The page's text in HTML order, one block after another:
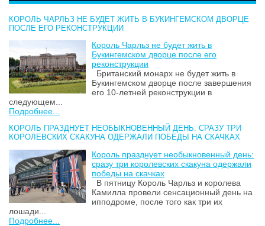
КОРОЛЬ ЧАРЛЬЗ НЕ БУДЕТ ЖИТЬ В БУКИНГЕМСКОМ ДВОРЦЕ
ПОСЛЕ ЕГО РЕКОНСТРУКЦИИ
Король Чарльз не будет жить в
Букингемском дворце после его
реконструкции
Британский монарх не будет жить в
Букингемском дворце после завершения
его 10-летней реконструкции в
следующем...
Подробнее...
КОРОЛЬ ПРАЗДНУЕТ НЕОБЫКНОВЕННЫЙ ДЕНЬ: СРАЗУ ТРИ
КОРОЛЕВСКИХ СКАКУНА ОДЕРЖАЛИ ПОБЕДЫ НА СКАЧКАХ
Король празднует необыкновенный день:
сразу три королевских скакуна одержали
победы на скачках
В пятницу Король Чарльз и королева
Камилла провели сенсационный день на
ипподроме, после того как три их
лошади...
Подробнее...